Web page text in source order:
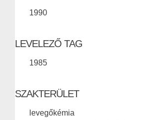
1990
LEVELEZŐ TAG
1985
SZAKTERÜLET
levegőkémia